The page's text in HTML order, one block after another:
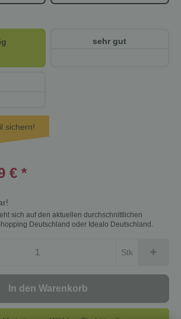
sehr gut
sichern!
€ *
sich auf den aktuellen durchschnittlichen
Deutschland oder Idealo Deutschland.
Stk
In den Warenkorb